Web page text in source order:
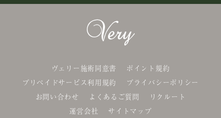
ヴェリー施術同意書
ポイント規約
プリペイドサービス利用規約
プライバシーポリシー
お問い合わせ
よくあるご質問
リクルート
運営会社
サイトマップ